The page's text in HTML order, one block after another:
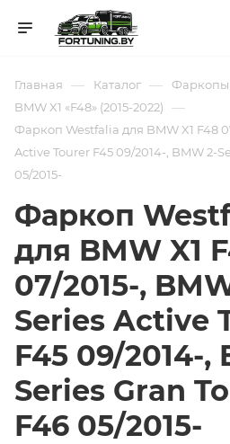
Главная — Каталог — Фаркопы
BMW X1 «F48» (2015-2022) —
Фаркоп Westfalia для BMW X1 F48
Active Tourer F45 09/2014-, BMW 2-
05/2015-
Фаркоп
для BMW X1
07/2015-,
Series Active
F45 09/2014-,
Series Gran
F46 05/2015-